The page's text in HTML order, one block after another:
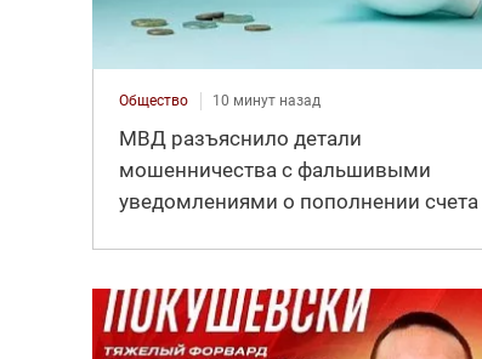
Общество 10 минут назад
МВД разъяснило детали
мошенничества с фальшивыми
уведомлениями о пополнении счета